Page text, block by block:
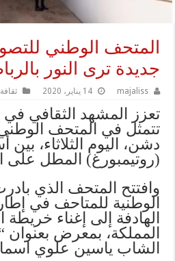
المتحف الوطني
جديدة ترى النور
majaliss 14 يناير، 2020
تعزز المشهد الثقافي في
تتمثل في المتحف
دشن، اليوم الثلاثاء، بين
(روتيمبورغ) المطل على
وافتتح المتحف الذي
الوطنية للمتاحف في إطار
الهادفة إلى إغناء
المملكة، بمعرض بعنوان
الشاب ياسين علوي